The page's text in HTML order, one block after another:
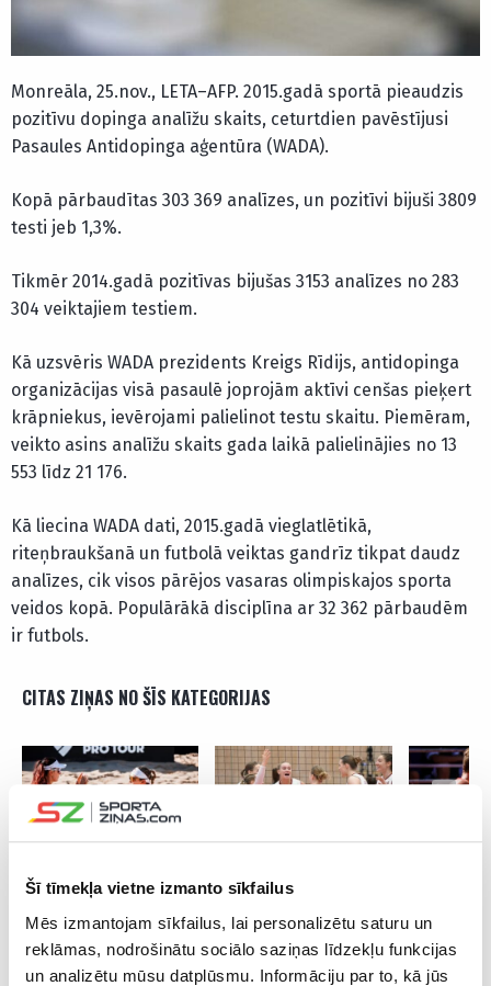
Šī tīmekļa vietne izmanto sīkfailus
Mēs izmantojam sīkfailus, lai personalizētu saturu un
reklāmas, nodrošinātu sociālo saziņas līdzekļu funkcijas
un analizētu mūsu datplūsmu. Informāciju par to, kā jūs
Monreāla, 25.nov., LETA–AFP. 2015.gadā sportā pieaudzis
pozitīvu dopinga analīžu skaits, ceturtdien pavēstījusi
Pasaules Antidopinga aģentūra (WADA).
Kopā pārbaudītas 303 369 analīzes, un pozitīvi bijuši 3809
testi jeb 1,3%.
Tikmēr 2014.gadā pozitīvas bijušas 3153 analīzes no 283
304 veiktajiem testiem.
Kā uzsvēris WADA prezidents Kreigs Rīdijs, antidopinga
organizācijas visā pasaulē joprojām aktīvi cenšas pieķert
krāpniekus, ievērojami palielinot testu skaitu. Piemēram,
veikto asins analīžu skaits gada laikā palielinājies no 13
553 līdz 21 176.
Kā liecina WADA dati, 2015.gadā vieglatlētikā,
riteņbraukšanā un futbolā veiktas gandrīz tikpat daudz
analīzes, cik visos pārējos vasaras olimpiskajos sporta
veidos kopā. Populārākā disciplīna ar 32 362 pārbaudēm
ir futbols.
CITAS ZIŅAS NO ŠĪS KATEGORIJAS
Graudiņa/Samoilova
pieveic mājinieces,
arī Pļaviņš/Fokerots
veiksmīgi sāk “Elite
16” turnīru Hamburgā
Sieviešu volejbola
mačiem Baku
devusies 14 spēlētāju
sastāvā
un